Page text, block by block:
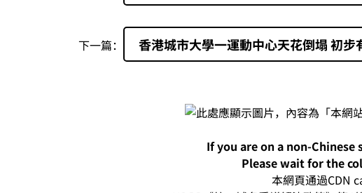
下一篇： 香港城市大學一運動中心天花倒塌 初步
If you are on a non-
Please wait for the
本網頁通過CDN